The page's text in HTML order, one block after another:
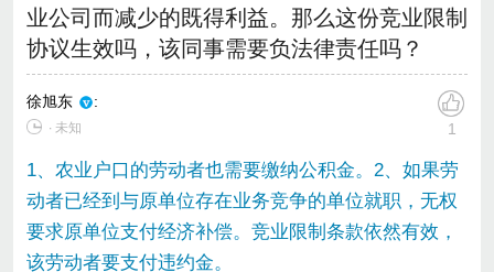
业公司而减少的既得利益。那么这份竞业限制
协议生效吗，该同事需要负法律责任吗？
徐旭东 :
∙ 未知 1
1、农业户口的劳动者也需要缴纳公积金。2、如果劳
动者已经到与原单位存在业务竞争的单位就职，无权
要求原单位支付经济补偿。竞业限制条款依然有效，
该劳动者要支付违约金。